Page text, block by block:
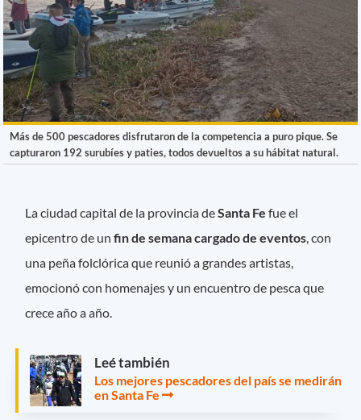
Más de 500 pescadores disfrutaron de la competencia a puro pique. Se
capturaron 192 surubíes y paties, todos devueltos a su hábitat natural.
La ciudad capital de la provincia deSanta Fe fue el
epicentro de unfin de semana cargado de eventos , con
una peña folclórica que reunió a grandes artistas,
emocionó con homenajes y un encuentro de pesca que
crece año a año.
Leé también
Los mejores pescadores del país se medirán
en Santa Fe